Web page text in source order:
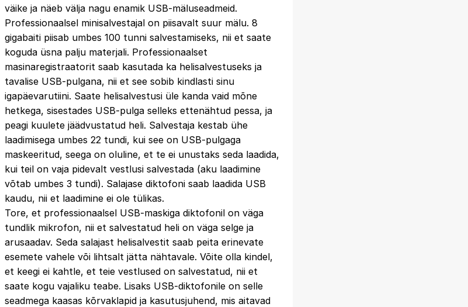
väike ja näeb välja nagu enamik USB-mäluseadmeid.
Professionaalsel minisalvestajal on piisavalt suur mälu. 8
gigabaiti piisab umbes 100 tunni salvestamiseks, nii et saate
koguda üsna palju materjali. Professionaalset
masinaregistraatorit saab kasutada ka helisalvestuseks ja
tavalise USB-pulgana, nii et see sobib kindlasti sinu
igapäevarutiini. Saate helisalvestusi üle kanda vaid mõne
hetkega, sisestades USB-pulga selleks ettenähtud pessa, ja
peagi kuulete jäädvustatud heli. Salvestaja kestab ühe
laadimisega umbes 22 tundi, kui see on USB-pulgaga
maskeeritud, seega on oluline, et te ei unustaks seda laadida,
kui teil on vaja pidevalt vestlusi salvestada (aku laadimine
võtab umbes 3 tundi). Salajase diktofoni saab laadida USB
kaudu, nii et laadimine ei ole tülikas.
Tore, et professionaalsel USB-maskiga diktofonil on väga
tundlik mikrofon, nii et salvestatud heli on väga selge ja
arusaadav. Seda salajast helisalvestit saab peita erinevate
esemete vahele või lihtsalt jätta nähtavale. Võite olla kindel,
et keegi ei kahtle, et teie vestlused on salvestatud, nii et
saate kogu vajaliku teabe. Lisaks USB-diktofonile on selle
seadmega kaasas kõrvaklapid ja kasutusjuhend, mis aitavad